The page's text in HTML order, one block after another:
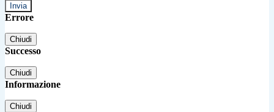
Errore
Chiudi
Successo
Chiudi
Informazione
Chiudi